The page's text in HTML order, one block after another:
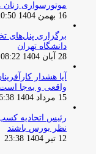
موتورسواری زنان
16 بهمن 1404 20:50
برگزاری پنل‌های
دانشگاه تهران
28 آبان 1404 08:22
آیا هشدار
واقعی و به‌جا
15 مرداد 1404 16:38
‏رئیس اتحادیه
نظر بورس باشند
12 تیر 1404 23:38